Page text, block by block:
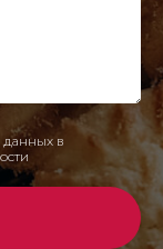
данных в